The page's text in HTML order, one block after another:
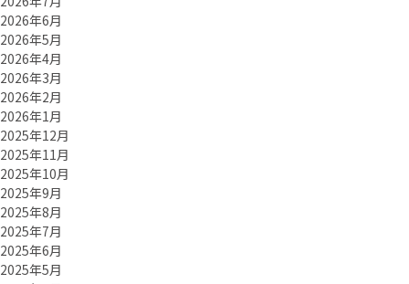
2026年6月
2026年5月
2026年4月
2026年3月
2026年2月
2026年1月
2025年12月
2025年11月
2025年10月
2025年9月
2025年8月
2025年7月
2025年6月
2025年5月